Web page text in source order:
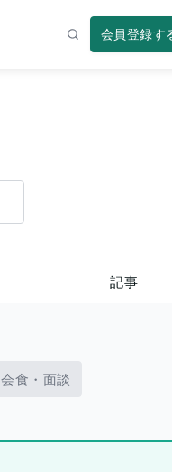
会員登録す
記事
会食・面談